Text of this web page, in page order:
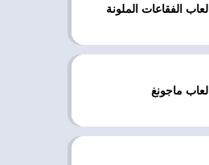
العاب الفقاعات الملونة
العاب ماجونغ